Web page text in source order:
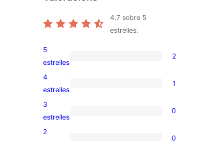
4.7 sobre 5
estrelles.
2
valoracions
de
5
estrelles
2
1
valoració
de
4
estrelles
1
0
valoracions
3
estrelles
0
2
0